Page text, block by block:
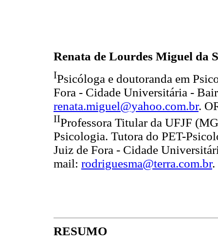
Renata de Lourdes Miguel da
IPsicóloga e doutoranda em
Fora - Cidade Universitária -
renata.miguel@yahoo.com.br.
IIProfessora Titular da UFJF
Psicologia. Tutora do PET-
Juiz de Fora - Cidade
mail: rodriguesma@terra.com.br.
RESUMO